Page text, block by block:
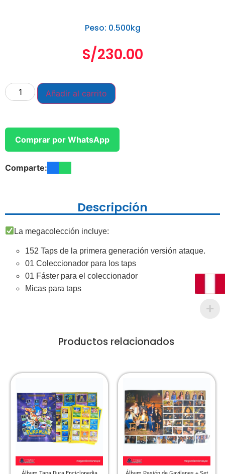
Peso: 0.500kg
S/230.00
Añadir al carrito
Comprar por WhatsApp
Comparte:
Descripción
La megacolección incluye:
152 Taps de la primera generación versión ataque.
01 Coleccionador para los taps
01 Fáster para el coleccionador
Micas para taps
Productos relacionados